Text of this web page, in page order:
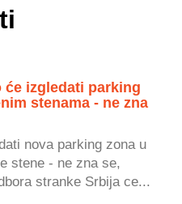
će izgledati parking
stenama - ne zna
nova parking zona u
stene - ne zna se,
stranke Srbija ce...